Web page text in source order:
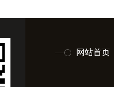
网站首页